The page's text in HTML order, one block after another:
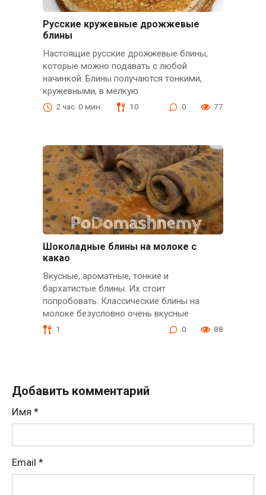
Русские кружевные дрожжевые
блины
Настоящие русские дрожжевые блины,
которые можно подавать с любой
начинкой. Блины получаются тонкими,
кружевными, в мелкую
2 час. 0 мин. 10 0 77
Шоколадные блины на молоке с
какао
Вкусные, ароматные, тонкие и
бархатистые блины. Их стоит
попробовать. Классические блины на
молоке безусловно очень вкусные
1 0 88
Добавить комментарий
Имя *
Email *